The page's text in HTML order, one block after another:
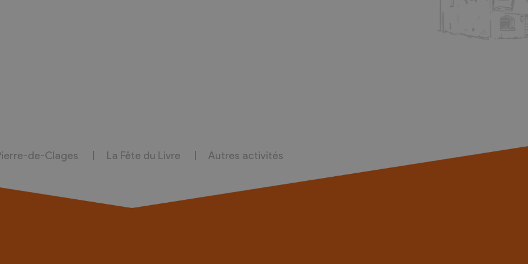
de-Clages La Fête du Livre Autres activités